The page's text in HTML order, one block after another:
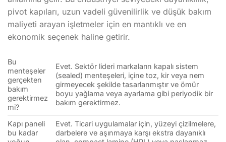
pivot kapıları, uzun vadeli güvenilirlik ve düşük bakım
maliyeti arayan işletmeler için en mantıklı ve en
ekonomik seçenek haline getirir.
Bu
menteşeler
gerçekten
bakım
gerektirmez
mi?
Evet. Sektör lideri markaların kapalı sistem
(sealed) menteşeleri, içine toz, kir veya nem
girmeyecek şekilde tasarlanmıştır ve ömür
boyu yağlama veya ayarlama gibi periyodik bir
bakım gerektirmez.
Kapı paneli
bu kadar
Evet. Ticari uygulamalar için, yüzeyi çizilmelere,
darbelere ve aşınmaya karşı ekstra dayanıklı